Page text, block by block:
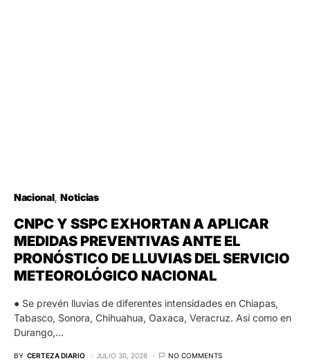
Nacional Noticias
CNPC Y SSPC EXHORTAN A APLICAR
MEDIDAS PREVENTIVAS ANTE EL
PRONÓSTICO DE LLUVIAS DEL SERVICIO
METEOROLÓGICO NACIONAL
● Se prevén lluvias de diferentes intensidades en Chiapas,
Tabasco, Sonora, Chihuahua, Oaxaca, Veracruz. Así como en
Durango,…
BY CERTEZA DIARIO JULIO 30, 2026 NO COMMENTS